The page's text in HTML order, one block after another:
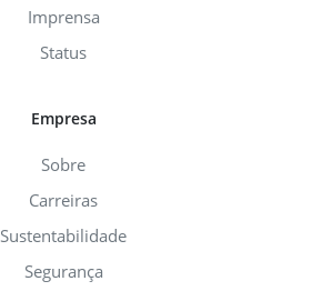
Imprensa
Status
Empresa
Sobre
Carreiras
Sustentabilidade
Segurança